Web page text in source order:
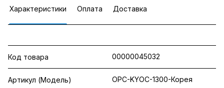
Характеристики Оплата Доставка
Код товара 00000045032
Артикул (Модель) OPC-KYOC-1300-Корея